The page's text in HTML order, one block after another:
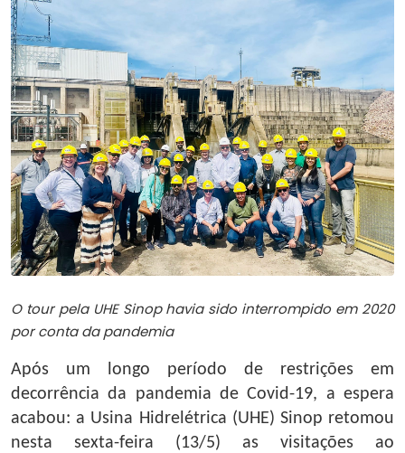
O tour pela UHE Sinop havia sido interrompido em 2020
por conta da pandemia
Após um longo período de restrições em
decorrência da pandemia de Covid-19, a espera
acabou: a Usina Hidrelétrica (UHE) Sinop retomou
nesta sexta-feira (13/5) as visitações ao